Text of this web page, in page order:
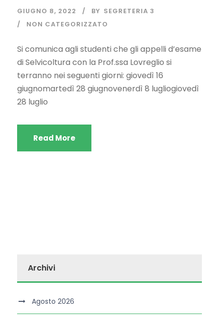
GIUGNO 8, 2022 BY SEGRETERIA 3
NON CATEGORIZZATO
Si comunica agli studenti che gli appelli d’esame
di Selvicoltura con la Prof.ssa Lovreglio si
terranno nei seguenti giorni: giovedì 16
giugnomartedì 28 giugnovenerdì 8 lugliogiovedì
28 luglio
Read More
Archivi
Agosto 2026